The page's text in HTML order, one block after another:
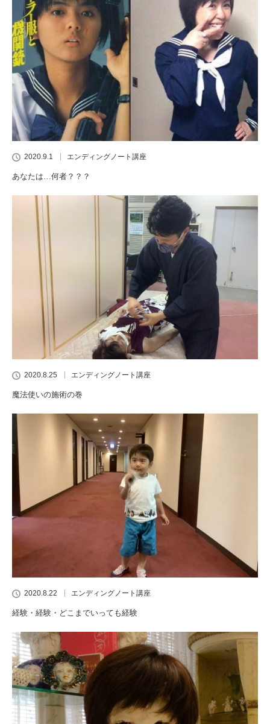
2020.9.1 エンディングノート講座
あなたは…何者？？？
2020.8.25 エンディングノート講座
魔法使いの施術の巻
2020.8.22 エンディングノート講座
経験・経験・どこまでいっても経験